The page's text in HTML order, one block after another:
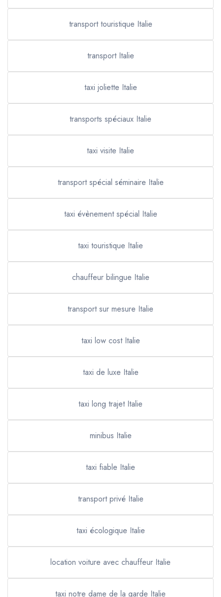
transport touristique Italie
transport Italie
taxi joliette Italie
transports spéciaux Italie
taxi visite Italie
transport spécial séminaire Italie
taxi évènement spécial Italie
taxi touristique Italie
chauffeur bilingue Italie
transport sur mesure Italie
taxi low cost Italie
taxi de luxe Italie
taxi long trajet Italie
minibus Italie
taxi fiable Italie
transport privé Italie
taxi écologique Italie
location voiture avec chauffeur Italie
taxi notre dame de la garde Italie